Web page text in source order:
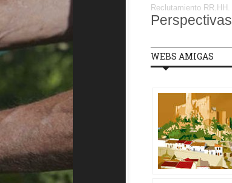
Reclutamiento RR.HH.
Perspectivas
WEBS AMIGAS